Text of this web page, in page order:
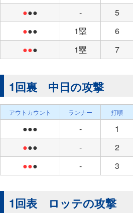
●●● - 5
●●● 1塁 6
●●● 1塁 7
1回裏 中日の攻撃
アウトカウント ランナー 打順
●●● - 1
●●● - 2
●●● - 3
1回表 ロッテの攻撃